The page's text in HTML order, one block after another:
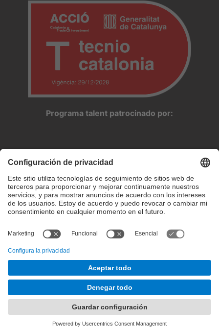
Programa talent patrocinado por:
Configuración de privacidad
Condiciones de uso